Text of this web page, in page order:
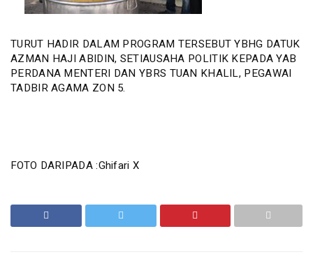
TURUT HADIR DALAM PROGRAM TERSEBUT YBHG DATUK
AZMAN HAJI ABIDIN, SETIAUSAHA POLITIK KEPADA YAB
PERDANA MENTERI DAN YBRS TUAN KHALIL, PEGAWAI
TADBIR AGAMA ZON 5.
FOTO DARIPADA :Ghifari X